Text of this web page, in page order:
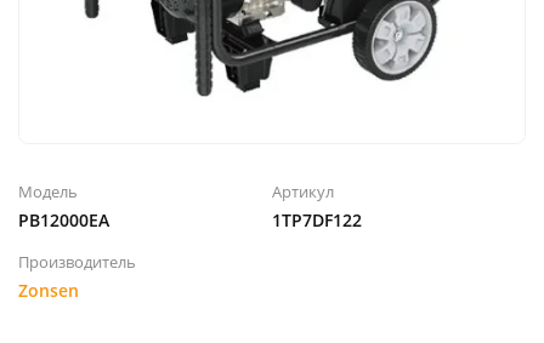
Модель
PB12000EA
Артикул
1TP7DF122
Производитель
Zonsen